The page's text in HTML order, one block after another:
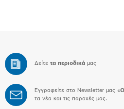
Δείτε τα περιοδικά μας
Εγγραφείτε στο Newsletter μας «
τα νέα και τις παροχές μας.